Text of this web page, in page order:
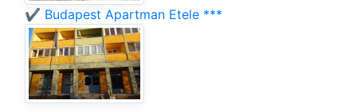
✔️ Budapest Apartman Etele ***